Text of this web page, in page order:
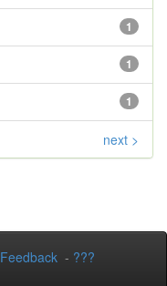
1
1
1
next >
Feedback - ???